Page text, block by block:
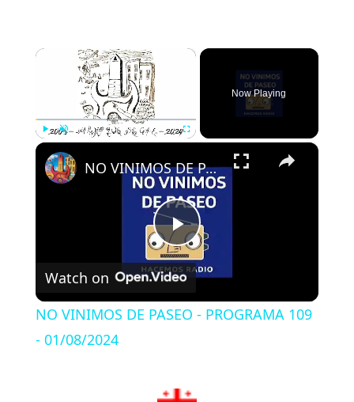
×
Now Playing
×
P
y
NO VINIMOS DE PASEO - PROGRAMA 109 - 01/08/2024
Watch on
NO VINIMOS DE PASEO - PROGRAMA 109
- 01/08/2024